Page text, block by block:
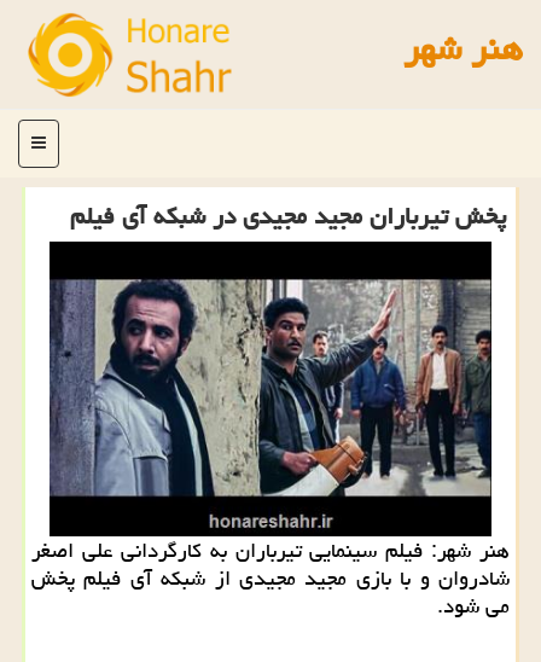
هنر شهر
منو
پخش تیرباران مجید مجیدی در شبكه آی فیلم
هنر شهر: فیلم سینمایی تیرباران به كارگردانی علی اصغر
شادروان و با بازی مجید مجیدی از شبكه آی فیلم پخش
می شود.